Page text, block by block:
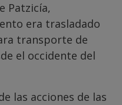
Patzicía,
era trasladado
transporte de
el occidente del
las acciones de las